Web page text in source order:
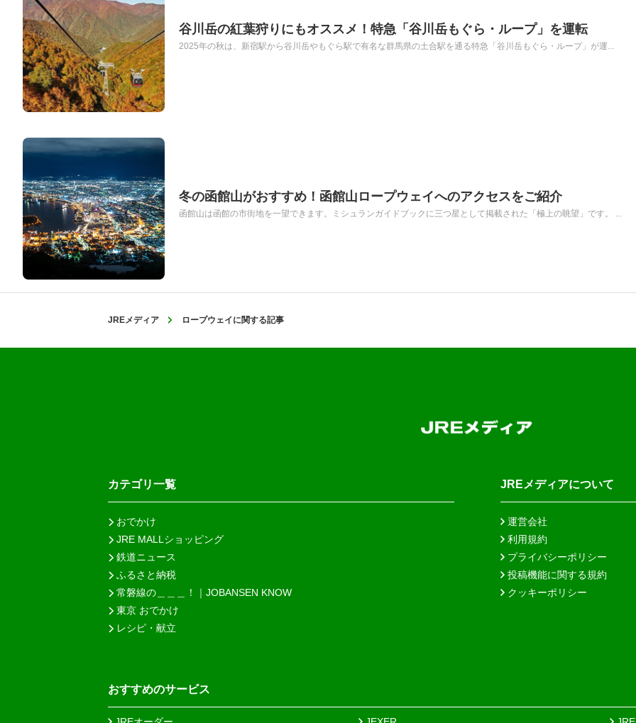
谷川岳の紅葉狩りにもオススメ！特急「谷川岳もぐら・ループ」を運転
2025年の秋は、新宿駅から谷川岳やもぐら駅で有名な群馬県の土合駅を通る特急「谷川岳もぐら・ループ」が運...
冬の函館山がおすすめ！函館山ロープウェイへのアクセスをご紹介
函館山は函館の市街地を一望できます。ミシュランガイドブックに三つ星として掲載された「極上の眺望」です。 ...
JREメディア ロープウェイに関する記事
カテゴリ一覧
おでかけ
JRE MALLショッピング
鉄道ニュース
ふるさと納税
常磐線の＿＿＿！｜JOBANSEN KNOW
東京 おでかけ
レシピ・献立
JREメディアについて
運営会社
利用規約
プライバシーポリシー
投稿機能に関する規約
クッキーポリシー
おすすめのサービス